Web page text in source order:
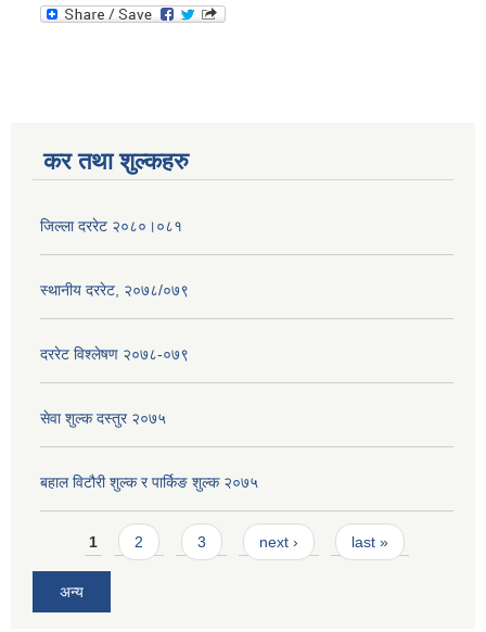
कर तथा शुल्कहरु
जिल्ला दररेट २०८०।०८१
स्थानीय दररेट, २०७८/०७९
दररेट विश्लेषण २०७८-०७९
सेवा शुल्क दस्तुर २०७५
बहाल विटौरी शुल्क र पार्किङ शुल्क २०७५
Pages
1 2 3 next › last »
अन्य